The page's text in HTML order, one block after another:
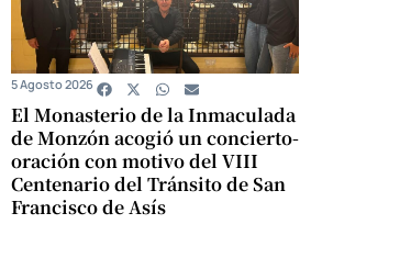
El Monasterio de la Inmaculada
de Monzón acogió un concierto-
oración con motivo del VIII
Centenario del Tránsito de San
Francisco de Asís
5 Agosto 2026